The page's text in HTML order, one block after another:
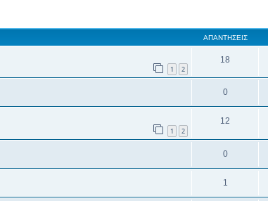
ΑΠΑΝΤΉΣΕΙΣ
1 2
18
0
1 2
12
0
1